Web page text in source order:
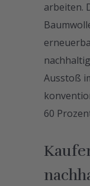
arbeiten.
Ausstoß
60